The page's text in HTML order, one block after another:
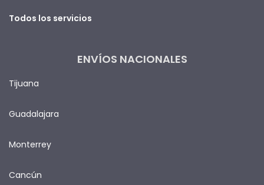
Todos los servicios
ENVÍOS NACIONALES
Tijuana
Guadalajara
Monterrey
Cancún